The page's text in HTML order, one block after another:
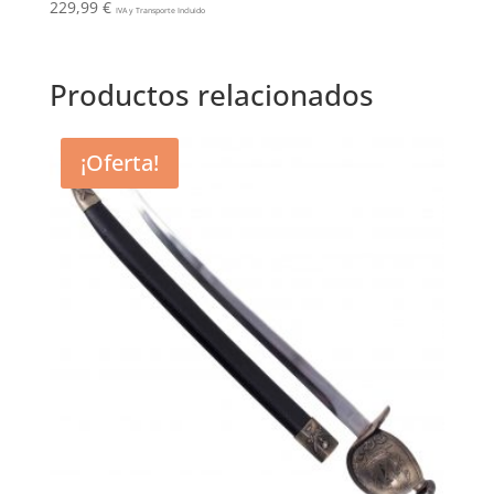
229,99 € IVA y Transporte Incluido
Productos relacionados
¡Oferta!